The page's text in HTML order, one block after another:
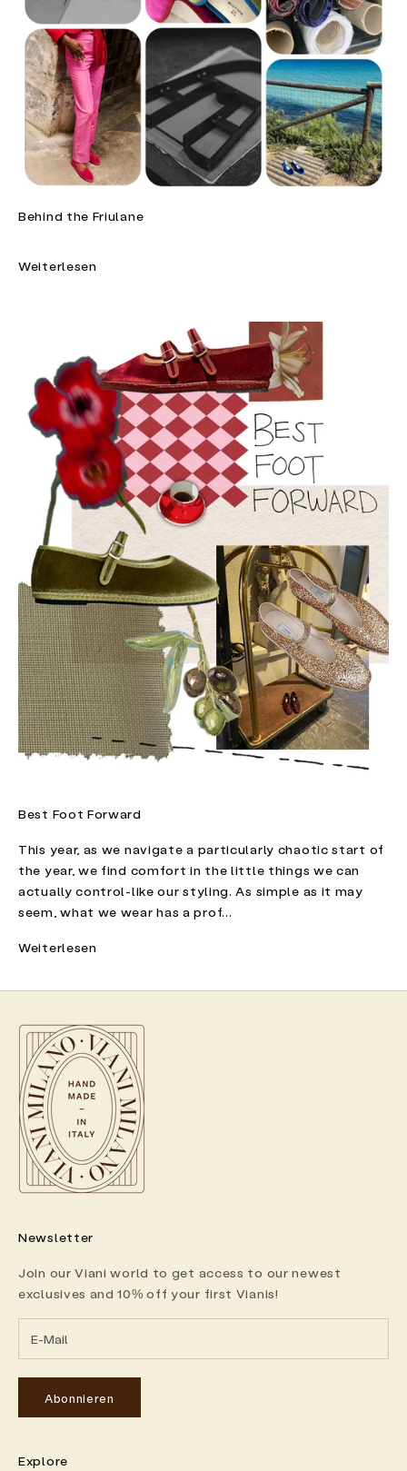
Behind the Friulane
Weiterlesen
Best Foot Forward
This year, as we navigate a particularly chaotic start of
the year, we find comfort in the little things we can
actually control-like our styling. As simple as it may
seem, what we wear has a prof...
Weiterlesen
Newsletter
Join our Viani world to get access to our newest
exclusives and 10% off your first Vianis!
Abonnieren
Explore